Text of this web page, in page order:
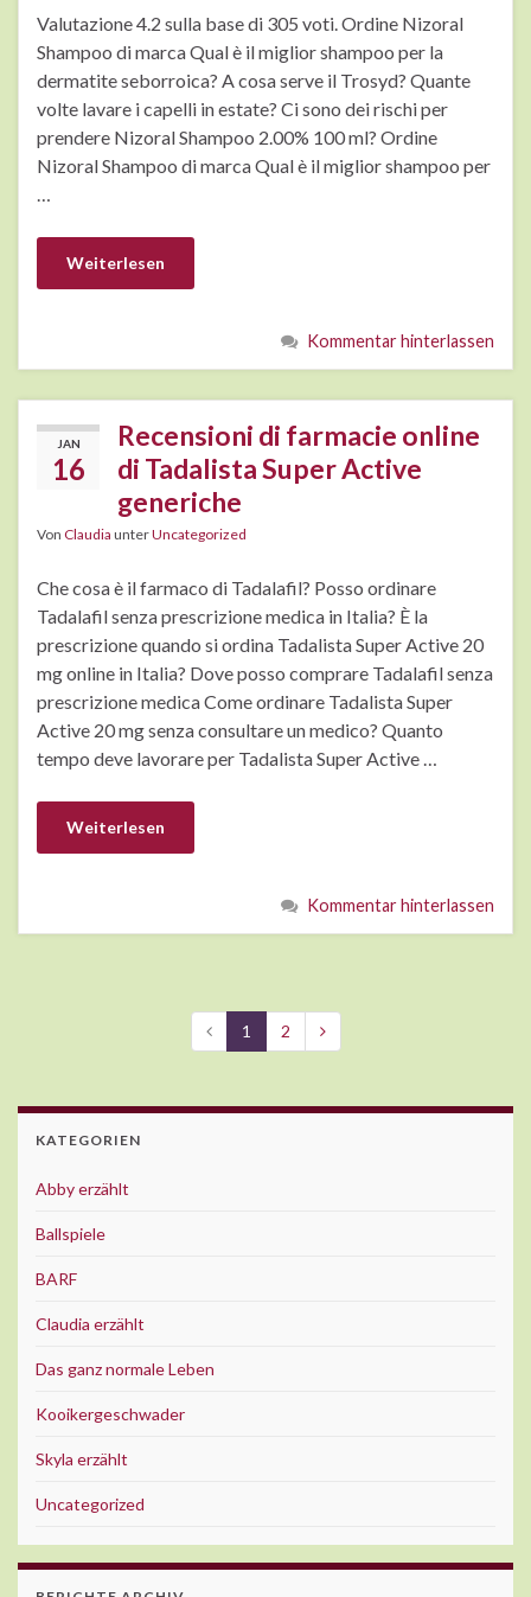
Valutazione 4.2 sulla base di 305 voti. Ordine Nizoral
Shampoo di marca Qual è il miglior shampoo per la
dermatite seborroica? A cosa serve il Trosyd? Quante
volte lavare i capelli in estate? Ci sono dei rischi per
prendere Nizoral Shampoo 2.00% 100 ml? Ordine
Nizoral Shampoo di marca Qual è il miglior shampoo per
…
Weiterlesen
Kommentar hinterlassen
JAN
16
Recensioni di farmacie online
di Tadalista Super Active
generiche
Von Claudia unterUncategorized
Che cosa è il farmaco di Tadalafil? Posso ordinare
Tadalafil senza prescrizione medica in Italia? È la
prescrizione quando si ordina Tadalista Super Active 20
mg online in Italia? Dove posso comprare Tadalafil senza
prescrizione medica Come ordinare Tadalista Super
Active 20 mg senza consultare un medico? Quanto
tempo deve lavorare per Tadalista Super Active …
Weiterlesen
Kommentar hinterlassen
1 2
KATEGORIEN
Abby erzählt
Ballspiele
BARF
Claudia erzählt
Das ganz normale Leben
Kooikergeschwader
Skyla erzählt
Uncategorized